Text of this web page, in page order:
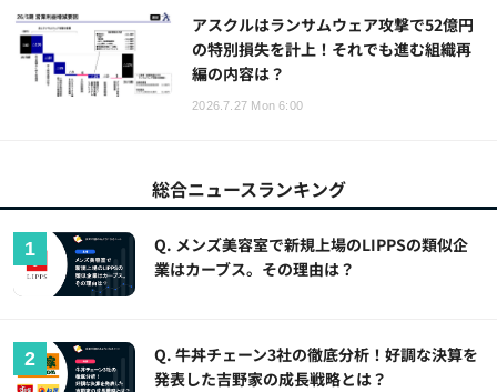
アスクルはランサムウェア攻撃で52億円
の特別損失を計上！それでも進む組織再
編の内容は？
2026.7.27 Mon 6:00
総合ニュースランキング
Q. メンズ美容室で新規上場のLIPPSの類似企
業はカーブス。その理由は？
Q. 牛丼チェーン3社の徹底分析！好調な決算を
発表した吉野家の成長戦略とは？